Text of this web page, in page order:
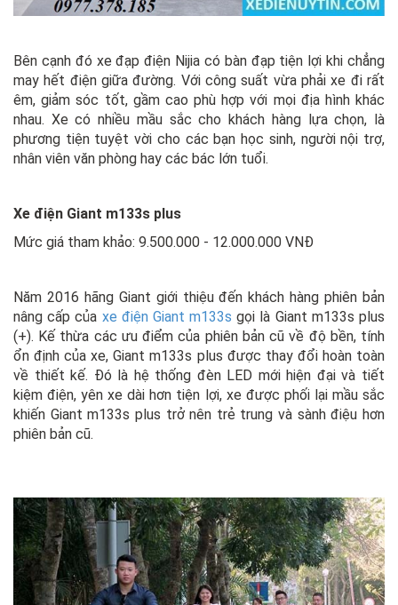
Bên cạnh đó xe đạp điện Nijia có bàn đạp tiện lợi khi chẳng
may hết điện giữa đường. Với công suất vừa phải xe đi rất
êm, giảm sóc tốt, gầm cao phù hợp với mọi địa hình khác
nhau. Xe có nhiều mầu sắc cho khách hàng lựa chọn, là
phương tiện tuyệt vời cho các bạn học sinh, người nội trợ,
nhân viên văn phòng hay các bác lớn tuổi.
Xe điện Giant m133s plus
Mức giá tham khảo: 9.500.000 - 12.000.000 VNĐ
Năm 2016 hãng Giant giới thiệu đến khách hàng phiên bản
nâng cấp của xe điện Giant m133s gọi là Giant m133s plus
(+). Kế thừa các ưu điểm của phiên bản cũ về độ bền, tính
ổn định của xe, Giant m133s plus được thay đổi hoàn toàn
về thiết kế. Đó là hệ thống đèn LED mới hiện đại và tiết
kiệm điện, yên xe dài hơn tiện lợi, xe được phối lại mầu sắc
khiến Giant m133s plus trở nên trẻ trung và sành điệu hơn
phiên bản cũ.